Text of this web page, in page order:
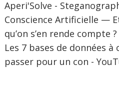
Aperi'Solve -
Conscience Artificielle —
qu’on s’en rende compte
Les 7 bases de données
passer pour un con -